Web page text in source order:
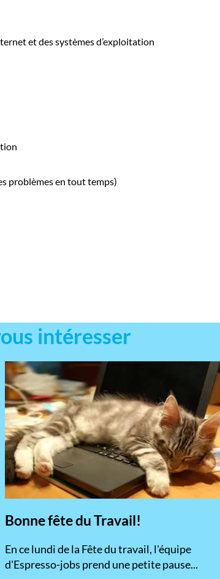
et des systèmes d’exploitation
problèmes en tout temps)
intéresser
Bonne fête du Travail!
En ce lundi de la Fête du travail, l'équipe
d'Espresso-jobs prend une petite pause...